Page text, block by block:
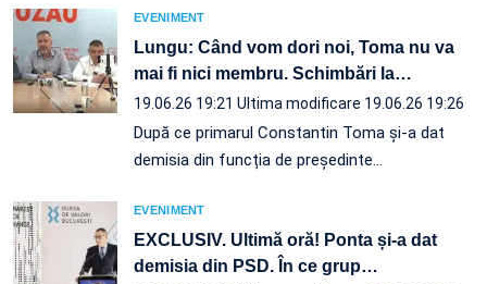
EVENIMENT
Lungu: Când vom dori noi, Toma nu va
mai fi nici membru. Schimbări la…
19.06.26 19:21 Ultima modificare 19.06.26 19:26
După ce primarul Constantin Toma și-a dat
demisia din funcția de președinte…
EVENIMENT
EXCLUSIV. Ultimă oră! Ponta și-a dat
demisia din PSD. În ce grup…